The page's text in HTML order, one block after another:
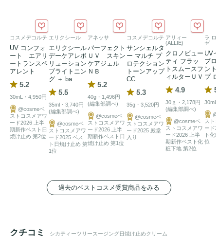
5種のシカ成分と
ビタミンC
、必須アミノ酸を豊富に含む発
酵酵母を組み合わせたF-CICA complexが、肌をすこやかに
整えます。
イノシトール配合で、肌を明るくなめらかな印象へ導きま
す。
サトウダイコン由来の保湿成分ベタインが、肌に
与えます。
植物由来の ヒアルロン酸が水分を保持し、しっとりとした肌
をサポートします。
ビーガン認証取得
全成分 EWGグリーン等級（香料を除く）
コスメデコルテ
UV コンフォ
ート エアリ
ートランスペ
アレント
5.2
30mL・4,950円
@cosmeベ
ストコスメアワ
ード2026 上半
期新作ベスト日
焼け止め 第2位
エリクシール
エリクシール
デーケアレボ
リューション
ブライトニン
グ ＋ ba
5.5
35ml・3,740円
(編集部調べ)
@cosmeベ
ストコスメアワ
ード2025 ベス
ト日焼け止め 第
1位
アネッサ
パーフェクト
ＵＶ スキン
ケアジェル
ＮＢ
5.2
40g・1,496円
(編集部調べ)
@cosmeベ
ストコスメアワ
ード2026 上半
期新作ベスト日
焼け止め 第1位
コスメデコルテ
サンシェルタ
ー マルチ プ
ロテクション
トーンアップ
CC
5.3
35g・3,520円
@cosmeベ
ストコスメアワ
ード2025 殿堂
入り
アリィー
(ALLIE)
クロノビュー
ティ フラッ
トスムースフ
ィルターＵＶ
4.9
30ｇ・2,178円
(編集部調べ)
@cosmeベ
ストコスメアワ
ード2026 上半
期新作ベスト化
粧下地 第2位
ラ ロ
ゼ
UV
プ
ン
プ
スト
ード
ト化
位
過去のベストコスメ受賞商品をみる
クチコミ シカティーツリースージング日焼け止めクリーム